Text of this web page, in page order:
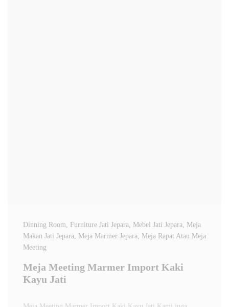
Dinning Room, Furniture Jati Jepara, Mebel Jati Jepara, Meja
Makan Jati Jepara, Meja Marmer Jepara, Meja Rapat Atau Meja
Meeting
Meja Meeting Marmer Import Kaki
Kayu Jati